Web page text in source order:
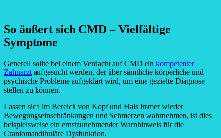
So äußert sich CMD – Vielfältige
Symptome
Generell sollte bei einem Verdacht auf CMD ein kompetenter
Zahnarzt aufgesucht werden, der über sämtliche körperliche und
psychische Probleme aufgeklärt wird, um eine gezielte Diagnose
stellen zu können.
Lassen sich im Bereich von Kopf und Hals immer wieder
Bewegungseinschränkungen und Schmerzen wahrnehmen, ist dies
beispielsweise ein ernstzunehmender Warnhinweis für die
Craniomandibuläre Dysfunktion.